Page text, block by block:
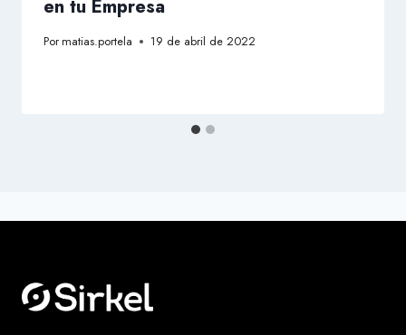
en tu Empresa
Pormatias.portela 19 de abril de 2022